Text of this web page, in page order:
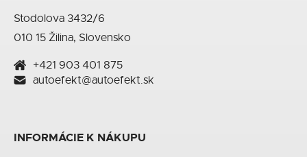
Stodolova 3432/6
010 15 Žilina, Slovensko
+421 903 401 875
autoefekt@autoefekt.sk
INFORMÁCIE K NÁKUPU